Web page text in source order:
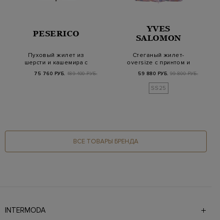
PESERICO
Пуховый жилет из
шерсти и кашемира с
75 760 РУБ. 189 400 РУБ.
YVES
SALOMON
Стеганый жилет-
oversize с принтом и
59 880 РУБ. 99 800 РУБ.
SS25
ВСЕ ТОВАРЫ БРЕНДА
INTERMODA